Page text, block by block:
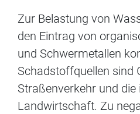
Zur Belastung von
den Eintrag von
und Schwermetallen
Schadstoffquellen sind
Straßenverkehr und die
Landwirtschaft. Zu